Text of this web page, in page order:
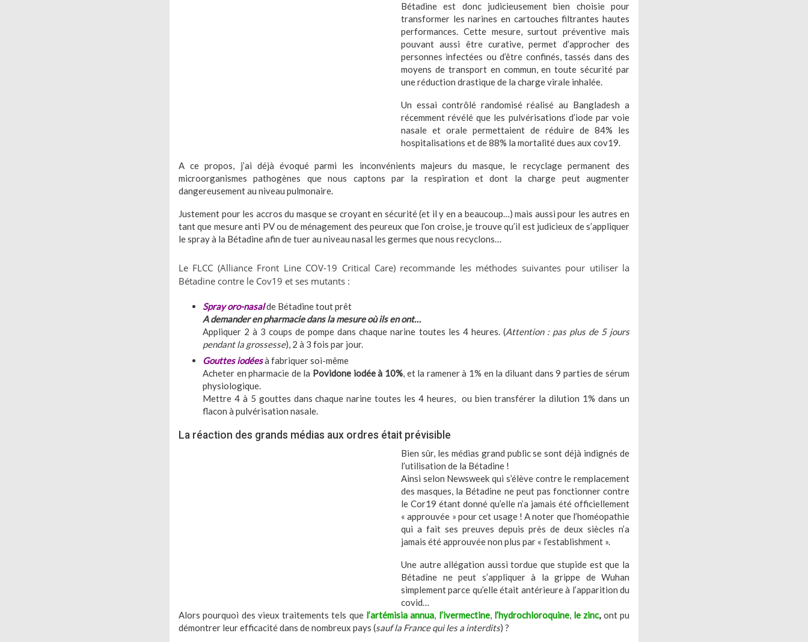
Bétadine est donc judicieusement bien choisie pour
transformer les narines en cartouches filtrantes hautes
performances. Cette mesure, surtout préventive mais
pouvant aussi être curative, permet d’approcher des
personnes infectées ou d’être confinés, tassés dans des
moyens de transport en commun, en toute sécurité par
une réduction drastique de la charge virale inhalée.
Un essai contrôlé randomisé réalisé au Bangladesh a
récemment révélé que les pulvérisations d’iode par voie
nasale et orale permettaient de réduire de 84% les
hospitalisations et de 88% la mortalité dues aux cov19.
A ce propos, j’ai déjà évoqué parmi les inconvénients majeurs du masque, le recyclage permanent des
microorganismes pathogènes que nous captons par la respiration et dont la charge peut augmenter
dangereusement au niveau pulmonaire.
Justement pour les accros du masque se croyant en sécurité (et il y en a beaucoup…) mais aussi pour les autres en
tant que mesure anti PV ou de ménagement des peureux que l’on croise, je trouve qu’il est judicieux de s’appliquer
le spray à la Bétadine afin de tuer au niveau nasal les germes que nous recyclons…
Le FLCC (Alliance Front Line COV-19 Critical Care) recommande les méthodes suivantes pour utiliser la
Bétadine contre le Cov19 et ses mutants :
Spray oro-nasalde Bétadine tout prêt
A demander en pharmacie dans la mesure où ils en ont…
Appliquer 2 à 3 coups de pompe dans chaque narine toutes les 4 heures. (Attention : pas plus de 5 jours
pendant la grossesse), 2 à 3 fois par jour.
Gouttes iodéesà fabriquer soi-même
Acheter en pharmacie de la Povidone iodée à 10%, et la ramener à 1% en la diluant dans 9 parties de sérum
physiologique.
Mettre 4 à 5 gouttes dans chaque narine toutes les 4 heures, ou bien transférer la dilution 1% dans un
flacon à pulvérisation nasale.
La réaction des grands médias aux ordres était prévisible
Bien sûr, les médias grand public se sont déjà indignés de
l’utilisation de la Bétadine !
Ainsi selon Newsweek qui s’élève contre le remplacement
des masques, la Bétadine ne peut pas fonctionner contre
le Cor19 étant donné qu’elle n’a jamais été officiellement
« approuvée » pour cet usage ! A noter que l’homéopathie
qui a fait ses preuves depuis près de deux siècles n’a
jamais été approuvée non plus par « l’establishment ».
Une autre allégation aussi tordue que stupide est que la
Bétadine ne peut s’appliquer à la grippe de Wuhan
simplement parce qu’elle était antérieure à l’apparition du
covid…
Alors pourquoi des vieux traitements tels que l’artémisia annua, l’ivermectine, l’hydrochloroquine, le zinc,ont pu
démontrer leur efficacité dans de nombreux pays (sauf la France qui les a interdits) ?